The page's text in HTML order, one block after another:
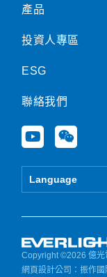
產品
投資人專區
ESG
聯絡我們
Y
o
u
e
W
e
i
Language
Copyright ©2026 億光
網頁設計公司 ：振作